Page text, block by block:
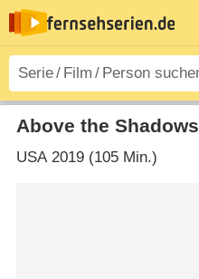
Above the Shadows
USA2019 (105 Min.)